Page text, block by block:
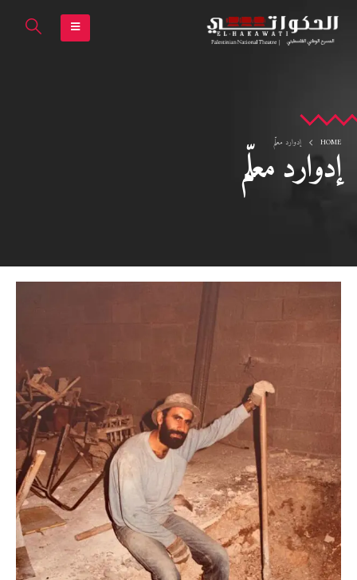
HOME إدوارد معلّم
إدوارد معلّم